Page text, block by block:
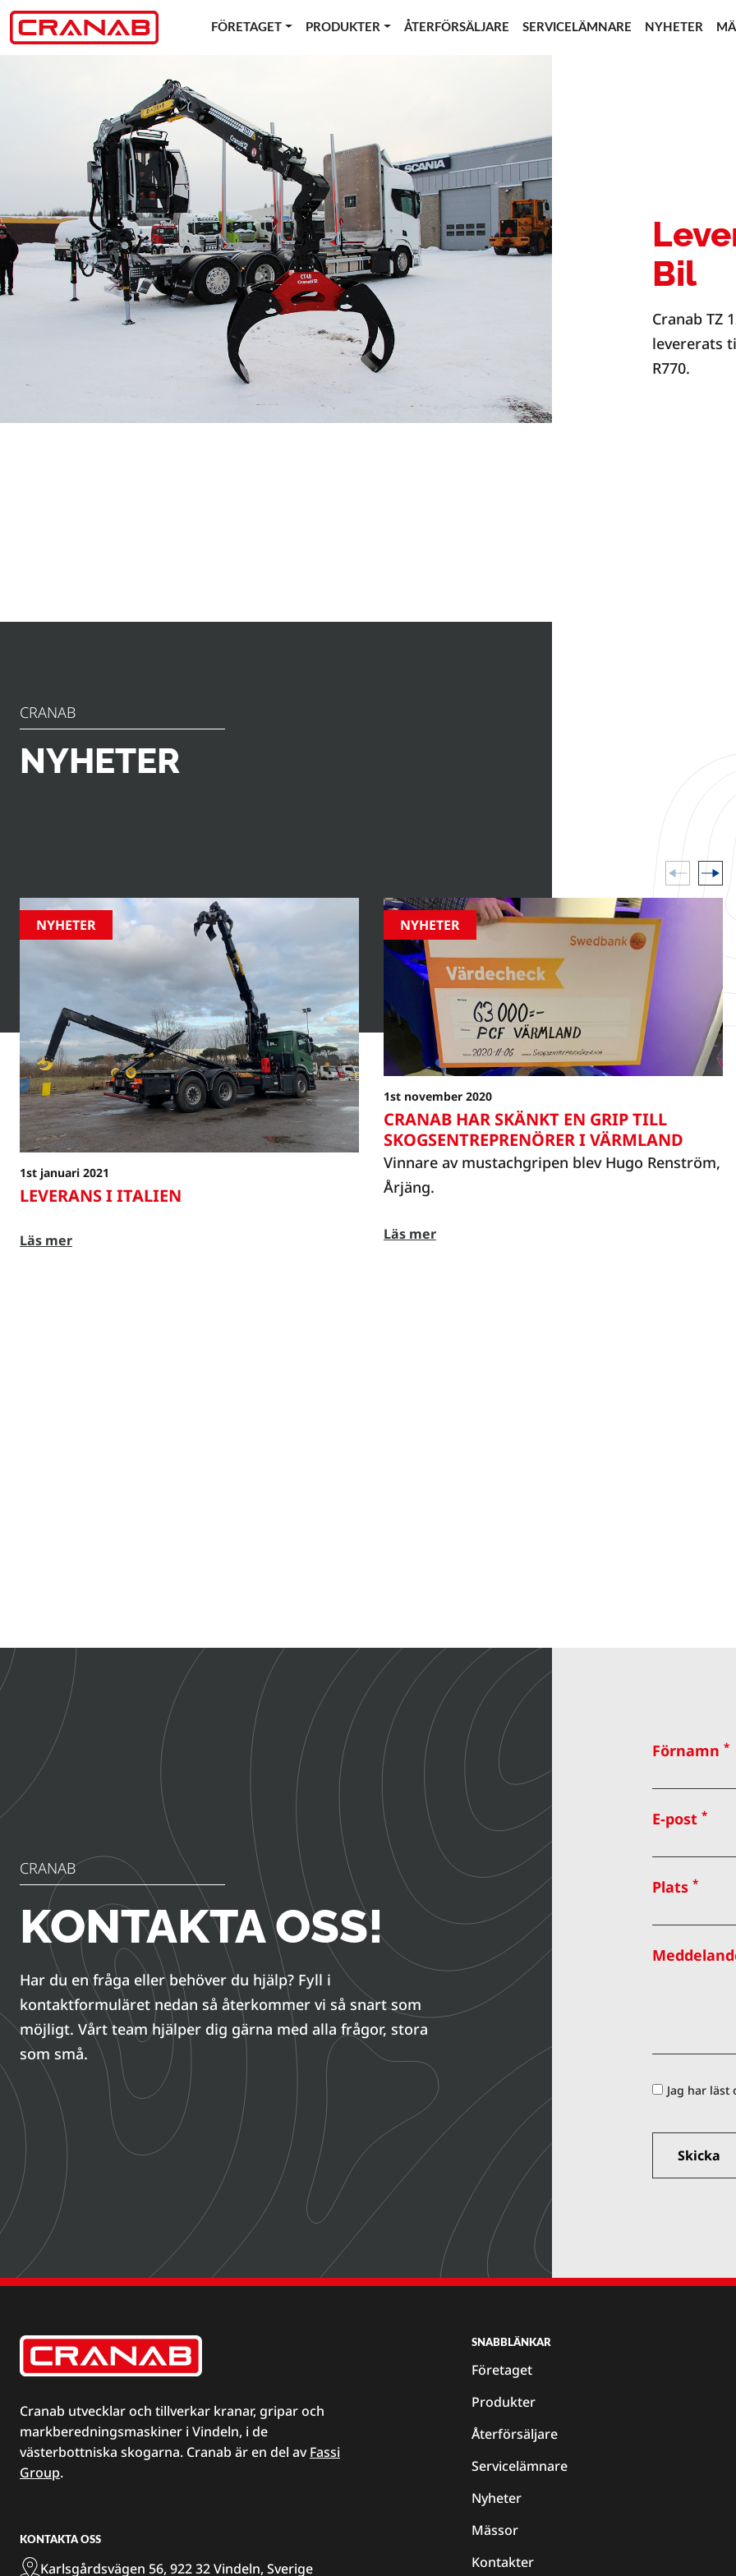
FÖRETAGET PRODUKTER ÅTERFÖRSÄLJARE SERVICELÄMNARE NYHETER
Bil
Cranab TZ
levererats
R770.
CRANAB
NYHETER
NYHETER
1st januari 2021
LEVERANS I ITALIEN
Läs mer
NYHETER
1st november 2020
CRANAB HAR SKÄNKT EN GRIP TILL
SKOGSENTREPRENÖRER I VÄRMLAND
Vinnare av mustachgripen blev Hugo Renström,
Årjäng.
Läs mer
CRANAB
KONTAKTA OSS!
Har du en fråga eller behöver du hjälp? Fyll i
kontaktformuläret nedan så återkommer vi så snart som
möjligt. Vårt team hjälper dig gärna med alla frågor, stora
som små.
Förnamn *
E-post *
Plats *
Jag har läst
Cranab utvecklar och tillverkar kranar, gripar och
markberedningsmaskiner i Vindeln, i de
västerbottniska skogarna. Cranab är en del avFassi
Group.
KONTAKTA OSS
Karlsgårdsvägen 56, 922 32 Vindeln, Sverige
SNABBLÄNKAR
Företaget
Produkter
Återförsäljare
Servicelämnare
Nyheter
Mässor
Kontakter